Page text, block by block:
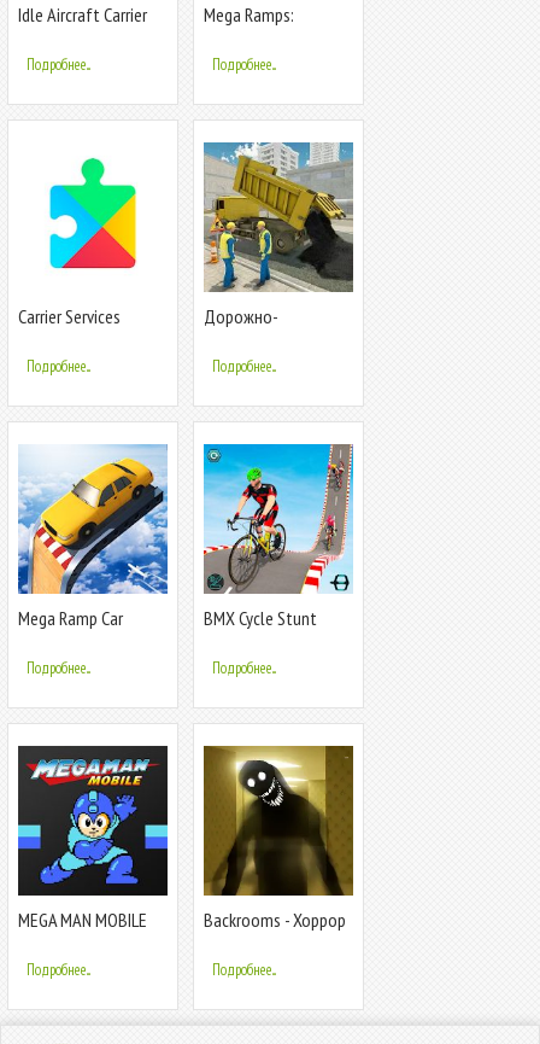
Idle Aircraft Carrier
Подробнее...
Mega Ramps:
Подробнее...
Carrier Services
Подробнее...
Дорожно-
машины Mega
Builders Game
Подробнее...
Mega Ramp Car
Подробнее...
BMX Cycle Stunt
Bicycle Racing
Подробнее...
MEGA MAN MOBILE
Подробнее...
Backrooms - Хоррор
Подробнее...